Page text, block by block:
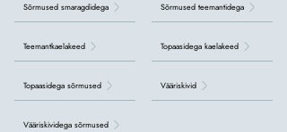
Sõrmused smaragdidega
Teemantkaelakeed
Topaasidega sõrmused
Vääriskividega sõrmused
Sõrmused teemantidega
Topaasidega kaelakeed
Vääriskivid